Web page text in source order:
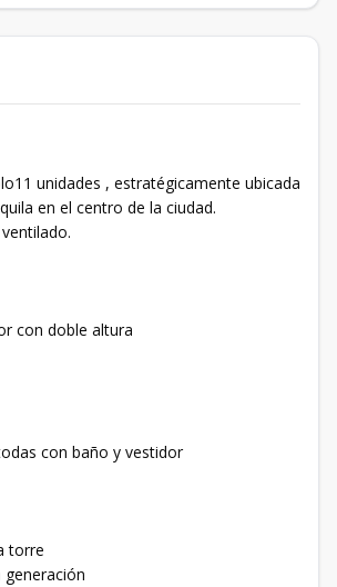
unidades , estratégicamente ubicada
en el centro de la ciudad.
con doble altura
con baño y vestidor
torre
generación